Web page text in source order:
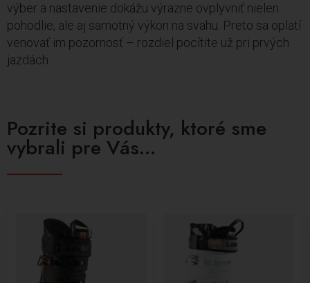
výber a nastavenie dokážu výrazne ovplyvniť nielen
pohodlie, ale aj samotný výkon na svahu. Preto sa oplatí
venovať im pozornosť – rozdiel pocítite už pri prvých
jazdách.
Pozrite si produkty, ktoré sme
vybrali pre Vás...